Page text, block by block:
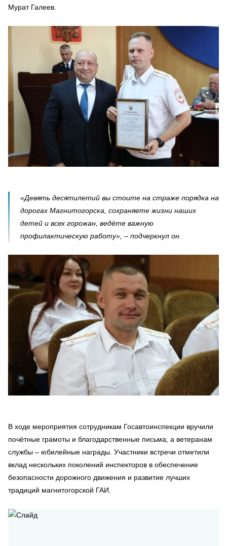
Мурат Галеев.
«Девять десятилетий вы стоите на страже порядка на
дорогах Магнитогорска, сохраняете жизни наших
детей и всех горожан, ведёте важную
профилактическую работу», – подчеркнул он.
В ходе мероприятия сотрудникам Госавтоинспекции вручили
почётные грамоты и благодарственные письма, а ветеранам
службы – юбилейные награды. Участники встречи отметили
вклад нескольких поколений инспекторов в обеспечение
безопасности дорожного движения и развитие лучших
традиций магнитогорской ГАИ.